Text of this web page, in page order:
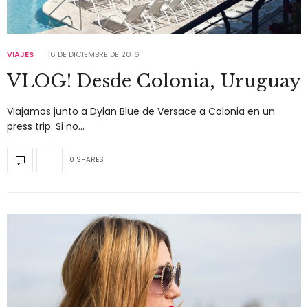
VIAJES 16 DE DICIEMBRE DE 2016
VLOG! Desde Colonia, Uruguay
Viajamos junto a Dylan Blue de Versace a Colonia en un
press trip. Si no…
0 SHARES